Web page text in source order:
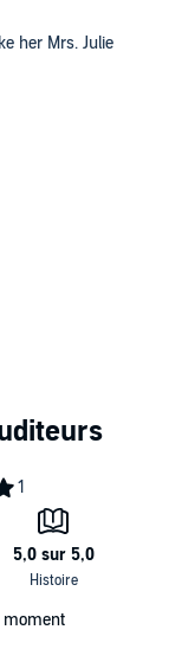
her Mrs. Julie
a big deal out of
queen the most
is the tale of a
only if you're over
moment